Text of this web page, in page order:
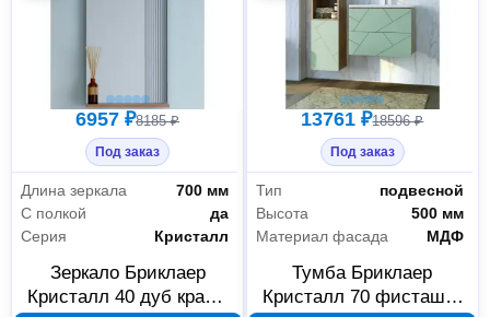
6957 ₽8185 ₽
Под заказ
Длина зеркала
700 мм
С полкой
да
Серия
Кристалл
Зеркало Бриклаер
Кристалл 40 дуб крафт
13761 ₽18596 ₽
Под заказ
Тип
подвесной
Высота
500 мм
Материал фасада
МДФ
Тумба Бриклаер
Кристалл 70 фисташка